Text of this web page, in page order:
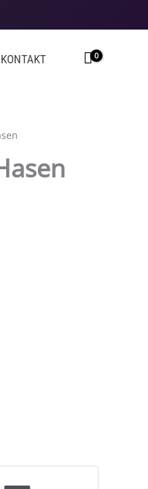
KONTAKT